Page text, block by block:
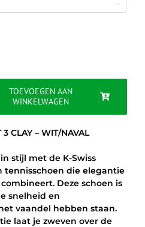

TOEVOEGEN AAN
WINKELWAGEN
3 CLAY – WIT/NAVAL
stijl met de K-Swiss
tennisschoen die elegantie
Deze schoen is
snelheid en
vaandel hebben staan.
laat je zweven over de